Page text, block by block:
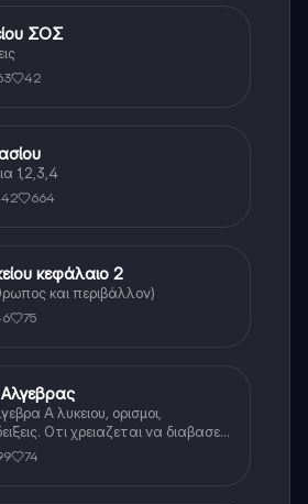
ΣΟΣ
42
1,2,3,4
664
κεφάλαιο 2
και περιβάλλον)
75
Α λυκειου, ορισμοι,
Οτι χρειαζεται να διαβασεις
κομματι της αλγεβρας.
74